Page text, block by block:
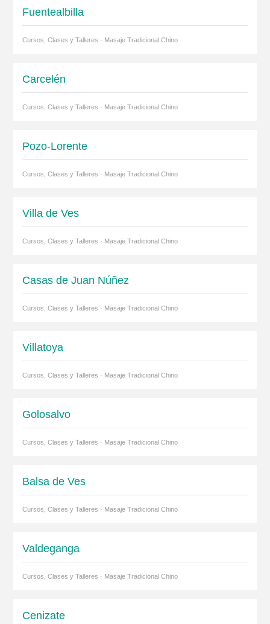
Fuentealbilla
Cursos, Clases y Talleres · Masaje Tradicional Chino
Carcelén
Cursos, Clases y Talleres · Masaje Tradicional Chino
Pozo-Lorente
Cursos, Clases y Talleres · Masaje Tradicional Chino
Villa de Ves
Cursos, Clases y Talleres · Masaje Tradicional Chino
Casas de Juan Núñez
Cursos, Clases y Talleres · Masaje Tradicional Chino
Villatoya
Cursos, Clases y Talleres · Masaje Tradicional Chino
Golosalvo
Cursos, Clases y Talleres · Masaje Tradicional Chino
Balsa de Ves
Cursos, Clases y Talleres · Masaje Tradicional Chino
Valdeganga
Cursos, Clases y Talleres · Masaje Tradicional Chino
Cenizate